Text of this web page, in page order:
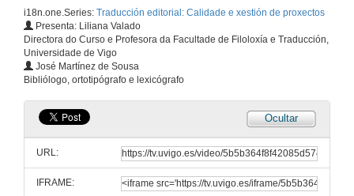
i18n.one.Series: Traducción editorial: Calidade e xestión de proxectos
Presenta: Liliana Valado
Directora do Curso e Profesora da Facultade de Filoloxía e Traducción,
Universidade de Vigo
José Martínez de Sousa
Bibliólogo, ortotipógrafo e lexicógrafo
Ocultar
URL:
IFRAME:
17 de set. de 2007